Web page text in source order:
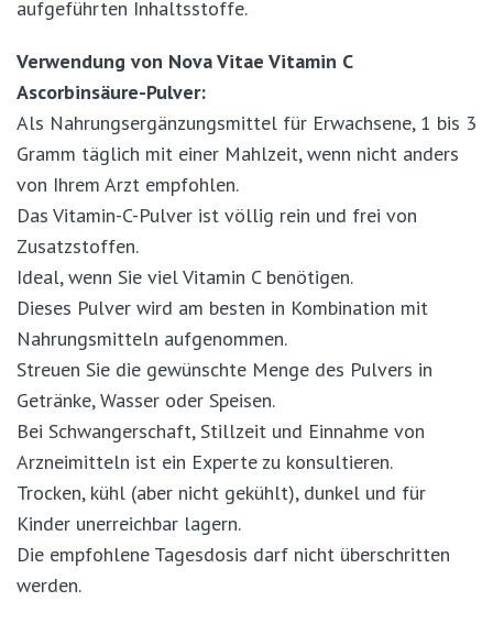
aufgeführten Inhaltsstoffe.
Verwendung von Nova Vitae Vitamin C
Ascorbinsäure-Pulver:
Als Nahrungsergänzungsmittel für Erwachsene, 1 bis 3
Gramm täglich mit einer Mahlzeit, wenn nicht anders
von Ihrem Arzt empfohlen.
Das Vitamin-C-Pulver ist völlig rein und frei von
Zusatzstoffen.
Ideal, wenn Sie viel Vitamin C benötigen.
Dieses Pulver wird am besten in Kombination mit
Nahrungsmitteln aufgenommen.
Streuen Sie die gewünschte Menge des Pulvers in
Getränke, Wasser oder Speisen.
Bei Schwangerschaft, Stillzeit und Einnahme von
Arzneimitteln ist ein Experte zu konsultieren.
Trocken, kühl (aber nicht gekühlt), dunkel und für
Kinder unerreichbar lagern.
Die empfohlene Tagesdosis darf nicht überschritten
werden.